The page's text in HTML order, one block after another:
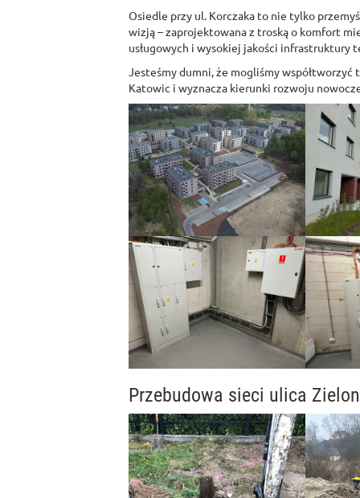
Osiedle przy ul. Korczaka to nie tylko
wizją – zaprojektowana z troską o komfort
usługowych i wysokiej jakości infrastruktury
Jesteśmy dumni, że mogliśmy
Katowic i wyznacza kierunki rozwoju
Przebudowa sieci ulica